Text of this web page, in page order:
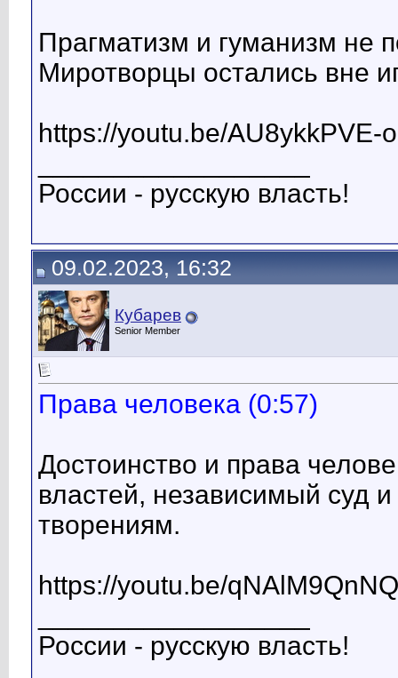
Прагматизм и гуманизм не
Миротворцы остались вне
https://youtu.be/AU8ykkPVE-o
России - русскую власть!
09.02.2023, 16:32
Кубарев
Senior Member
Права человека (0:57)
Достоинство и права
властей, независимый суд
творениям.
https://youtu.be/
России - русскую власть!